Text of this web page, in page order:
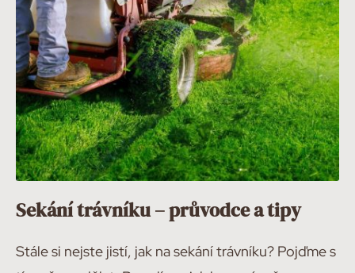
Sekání trávníku – průvodce a tipy
Stále si nejste jistí, jak na sekání trávníku? Pojďme s